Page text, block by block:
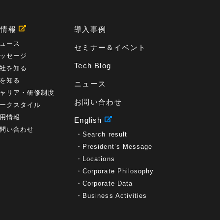
報
ース
セージ
を知る
知る
リア・研修制度
クスタイル
情報
い合わせ
導入事例
セミナー＆イベント
Tech Blog
ニュース
お問い合わせ
English
Search result
President’s Message
Locations
Corporate Philosophy
Corporate Data
Business Activities